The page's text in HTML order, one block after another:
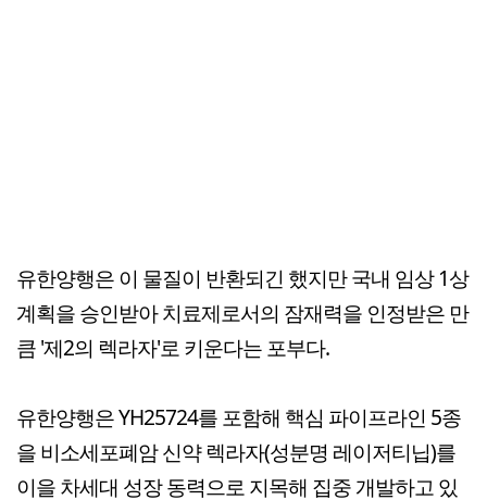
유한양행은 이 물질이 반환되긴 했지만 국내 임상 1상
계획을 승인받아 치료제로서의 잠재력을 인정받은 만
큼 '제2의 렉라자'로 키운다는 포부다.
유한양행은 YH25724를 포함해 핵심 파이프라인 5종
을 비소세포폐암 신약 렉라자(성분명 레이저티닙)를
이을 차세대 성장 동력으로 지목해 집중 개발하고 있